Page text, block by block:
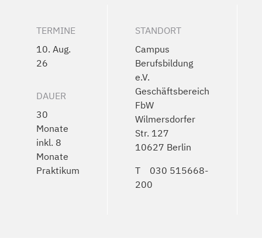
TERMINE
10. Aug.
26
DAUER
30
Monate
inkl. 8
Monate
Praktikum
STANDORT
Campus
Berufsbildung
e.V.
Geschäftsbereich
FbW
Wilmersdorfer
Str. 127
10627 Berlin
T
030 515668-
200